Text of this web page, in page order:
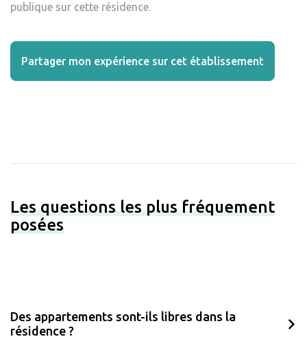
publique sur cette résidence.
Partager mon expérience sur cet établissement
Les questions les plus fréquement
posées
Des appartements sont-ils libres dans la
résidence ?